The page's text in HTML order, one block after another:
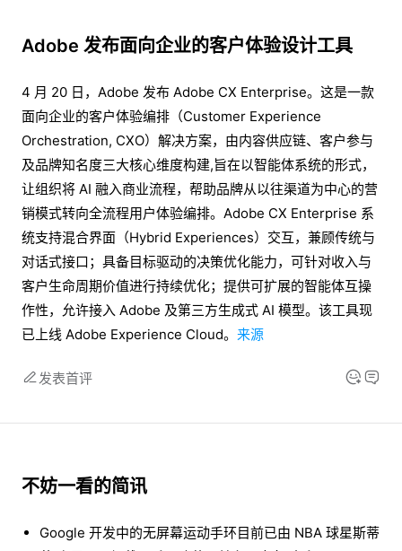
Adobe 发布面向企业的客户体验设计工具
4 月 20 日，Adobe 发布 Adobe CX Enterprise。这是一款
面向企业的客户体验编排（Customer Experience
Orchestration, CXO）解决方案，由内容供应链、客户参与
及品牌知名度三大核心维度构建,旨在以智能体系统的形式，
让组织将 AI 融入商业流程，帮助品牌从以往渠道为中心的营
销模式转向全流程用户体验编排。Adobe CX Enterprise 系
统支持混合界面（Hybrid Experiences）交互，兼顾传统与
对话式接口；具备目标驱动的决策优化能力，可针对收入与
客户生命周期价值进行持续优化；提供可扩展的智能体互操
作性，允许接入 Adobe 及第三方生成式 AI 模型。该工具现
已上线 Adobe Experience Cloud。 来源
发表首评
不妨一看的简讯
Google 开发中的无屏幕运动手环目前已由 NBA 球星斯蒂